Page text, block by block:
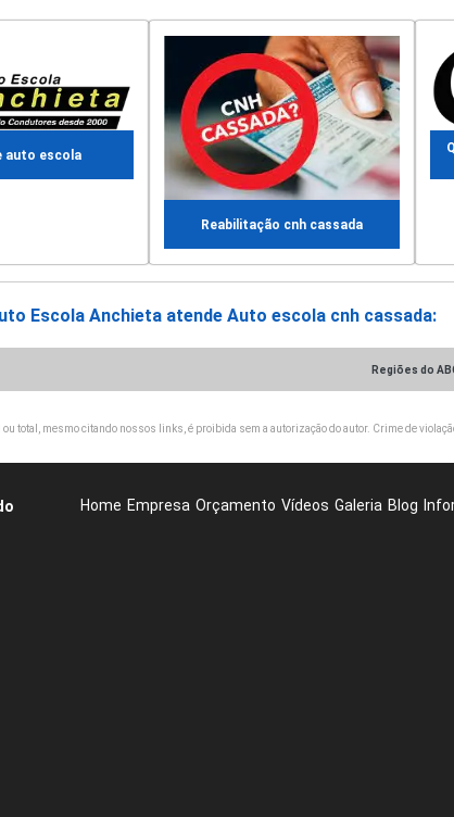
auto escola
Reabilitação cnh cassada
Escola Anchieta atende Auto escola cnh cassada:
Regiões do
total, mesmo citando nossos links, é proibida sem a autorização do autor. Crime de
Home Empresa Orçamento Vídeos Galeria Blog